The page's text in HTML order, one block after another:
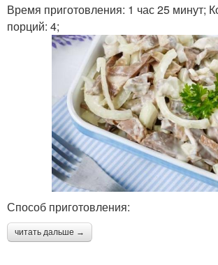
Время приготовления: 1 час 25 минут;
порций: 4;
Способ приготовления:
читать дальше →